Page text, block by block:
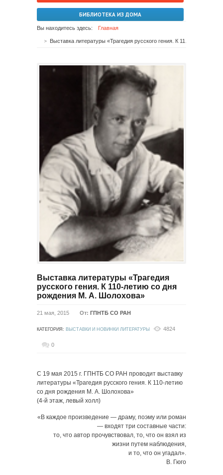
БИБЛИОТЕКА ИЗ ДОМА
Вы находитесь здесь: Главная
Выставка литературы «Трагедия
русского гения. К 110-летию со дня
рождения М. А. Шолохова»
21 мая, 2015 От: ГПНТБ СО РАН
КАТЕГОРИЯ: ВЫСТАВКИ И НОВИНКИ ЛИТЕРАТУРЫ 4824
0
С 19 мая 2015 г. ГПНТБ СО РАН проводит выставку
литературы «Трагедия русского гения. К 110-летию
со дня рождения М. А. Шолохова»
(4-й этаж, левый холл)
«В каждое произведение — драму, поэму или роман
— входят три составные части:
то, что автор прочувствовал, то, что он взял из
жизни путем наблюдения,
и то, что он угадал».
В. Гюго